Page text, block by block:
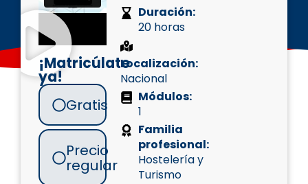
¡Matricúlate
ya!
Gratis
Precio
regular
Duración:
20 horas
Localización:
Nacional
Módulos:
1
Familia
profesional:
Hostelería y
Turismo